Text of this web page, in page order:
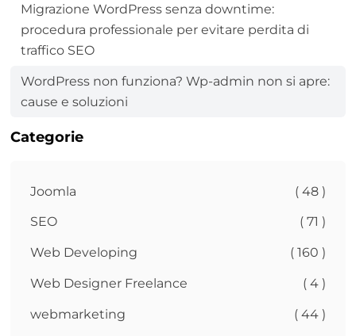
Migrazione WordPress senza downtime:
procedura professionale per evitare perdita di
traffico SEO
WordPress non funziona? Wp-admin non si apre:
cause e soluzioni
Categorie
Joomla ( 48 )
SEO ( 71 )
Web Developing ( 160 )
Web Designer Freelance ( 4 )
webmarketing ( 44 )